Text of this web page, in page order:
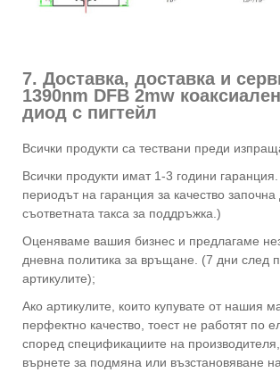
7. Доставка, доставка и
1390nm DFB 2mw
диод с пигтейл
Всички продукти са тествани преди
Всички продукти имат 1-3 години
периодът на гаранция за качество
съответната такса за поддръжка.)
Оценяваме вашия бизнес и предлагаме
дневна политика за връщане. (7 дни след
артикулите);
Ако артикулите, които купувате от нашия
перфектно качество, тоест не работят по
според спецификациите на
върнете за подмяна или възстановяване